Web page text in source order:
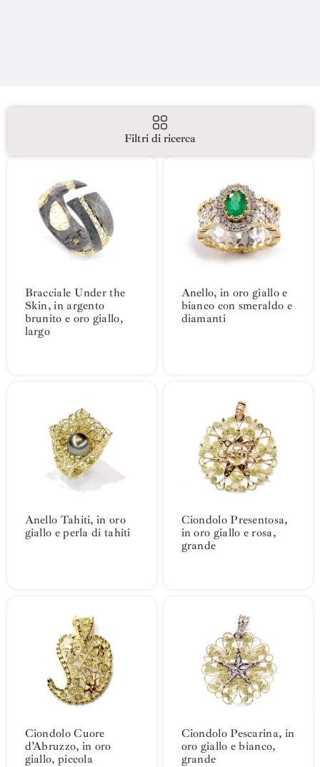
Filtri di ricerca
Bracciale Under the
Skin, in argento
brunito e oro giallo,
largo
Anello, in oro giallo e
bianco con smeraldo e
diamanti
Anello Tahiti, in oro
giallo e perla di tahiti
Ciondolo Presentosa,
in oro giallo e rosa,
grande
Ciondolo Cuore
d’Abruzzo, in oro
giallo, piccola
Ciondolo Pescarina, in
oro giallo e bianco,
grande